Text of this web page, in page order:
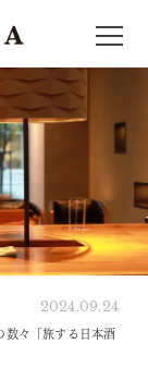
数々「旅する日本酒
2024.09.24